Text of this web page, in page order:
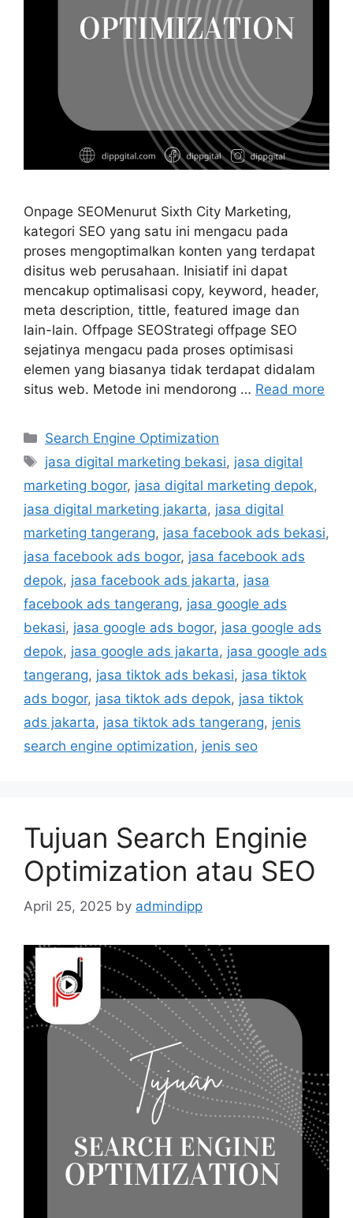
Onpage SEOMenurut Sixth City Marketing,
kategori SEO yang satu ini mengacu pada
proses mengoptimalkan konten yang terdapat
disitus web perusahaan. Inisiatif ini dapat
mencakup optimalisasi copy, keyword, header,
meta description, tittle, featured image dan
lain-lain. Offpage SEOStrategi offpage SEO
sejatinya mengacu pada proses optimisasi
elemen yang biasanya tidak terdapat didalam
situs web. Metode ini mendorong … Read more
Search Engine Optimization
jasa digital marketing bekasi, jasa digital
marketing bogor, jasa digital marketing depok,
jasa digital marketing jakarta, jasa digital
marketing tangerang, jasa facebook ads bekasi,
jasa facebook ads bogor, jasa facebook ads
depok, jasa facebook ads jakarta, jasa
facebook ads tangerang, jasa google ads
bekasi, jasa google ads bogor, jasa google ads
depok, jasa google ads jakarta, jasa google ads
tangerang, jasa tiktok ads bekasi, jasa tiktok
ads bogor, jasa tiktok ads depok, jasa tiktok
ads jakarta, jasa tiktok ads tangerang, jenis
search engine optimization, jenis seo
Tujuan Search Enginie
Optimization atau SEO
April 25, 2025 by admindipp